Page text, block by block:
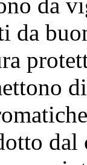
da
da
dal